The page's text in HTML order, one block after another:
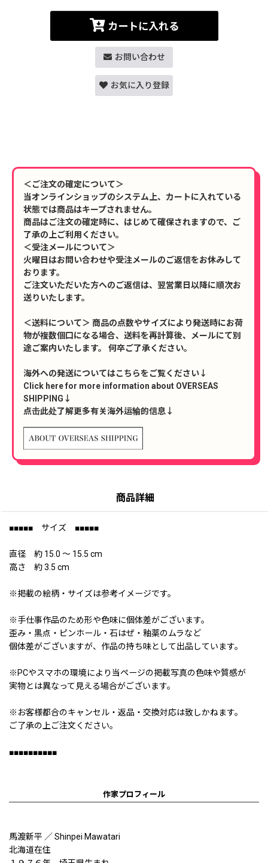
カートに入れる
お問い合わせ
お気に入り登録
＜ご注文の確定について＞
当オンラインショップのシステム上、カートに入れている
状態では商品はキープされません。
商品はご注文の確定時に、はじめて確保されますので、ご
了承の上ご利用ください。
＜受注メールについて＞
火曜日はお問い合わせや受注メールのご返信をお休みして
おります。
ご注文いただいた方へのご返信は、翌営業日以降に順次お
送りいたします。
＜送料について＞ 商品の点数やサイズにより発送時にお荷
物が複数個口になる場合、送料を再計算後、メールにて別
途ご案内いたします。 何卒ご了承ください。
海外への発送についてはこちらをご覧ください↓
Click here for more information about OVERSEAS
SHIPPING↓
点击此处了解更多有关海外运输的信息↓
商品詳細
■■■■■ サイズ ■■■■■
直径 約 15.0 〜 15.5 cm
高さ 約 3.5 cm
※掲載の絵柄・サイズは参考イメージです。
※手仕事作品のため形や色味に個体差がございます。
歪み・黒点・ピンホール・石はぜ・釉薬のムラなど
個体差がございますが、作品の持ち味として出品しています。
※PCやスマホの環境により当ページの掲載写真の色味や質感が
実物とは異なって見える場合がございます。
※お客様都合のキャンセル・返品・交換対応は致しかねます。
ご了承の上ご注文ください。
■■■■■■■■■■
作家プロフィール
馬渡新平 ／ Shinpei Mawatari
北海道在住